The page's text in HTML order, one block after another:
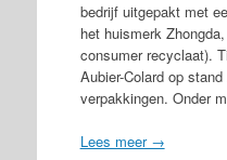
bedrijf uitgepakt met
het huismerk
consumer recyclaat).
Aubier-Colard op
verpakkingen. Onder
Lees meer →